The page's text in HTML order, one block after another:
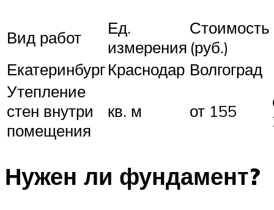
Вид работ
Ед.
измерения
Стоимость
(руб.)
ЕкатеринбургКраснодар Волгоград
Утепление
стен внутри
помещения
кв. м от 155
Нужен ли фундамент?